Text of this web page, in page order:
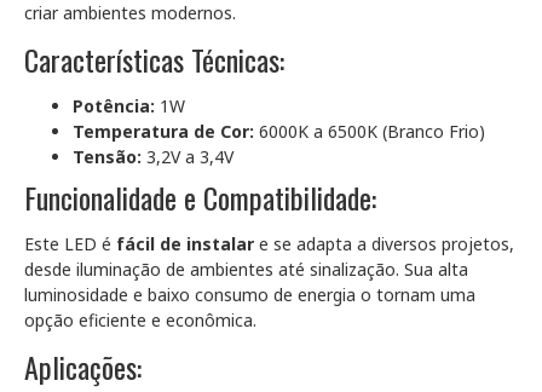
criar ambientes modernos.
Características Técnicas:
Potência: 1W
Temperatura de Cor: 6000K a 6500K (Branco Frio)
Tensão: 3,2V a 3,4V
Funcionalidade e Compatibilidade:
Este LED é fácil de instalar e se adapta a diversos projetos,
desde iluminação de ambientes até sinalização. Sua alta
luminosidade e baixo consumo de energia o tornam uma
opção eficiente e econômica.
Aplicações: